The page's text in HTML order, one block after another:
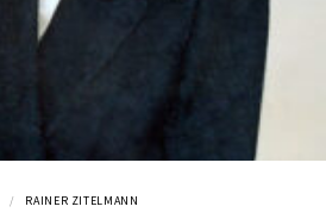
RAINER ZITELMANN